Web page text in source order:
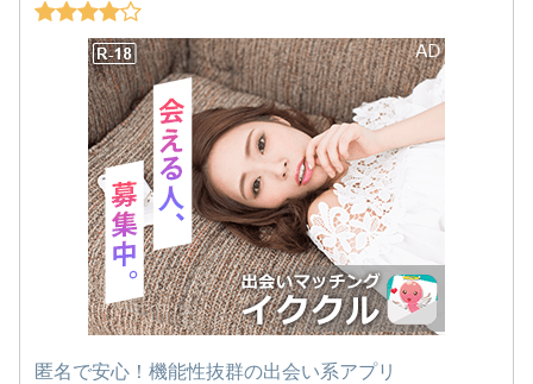
匿名で安心！機能性抜群の出会い系アプリ